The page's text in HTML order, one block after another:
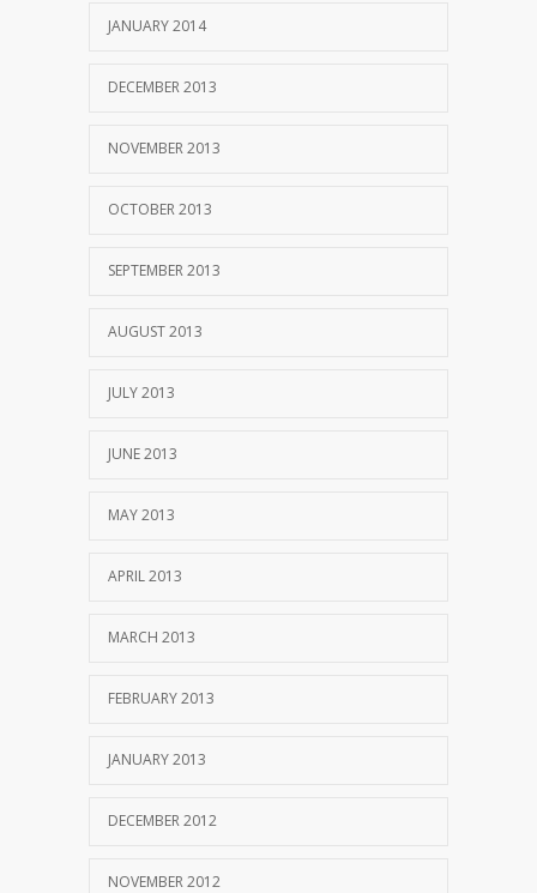
JANUARY 2014
DECEMBER 2013
NOVEMBER 2013
OCTOBER 2013
SEPTEMBER 2013
AUGUST 2013
JULY 2013
JUNE 2013
MAY 2013
APRIL 2013
MARCH 2013
FEBRUARY 2013
JANUARY 2013
DECEMBER 2012
NOVEMBER 2012